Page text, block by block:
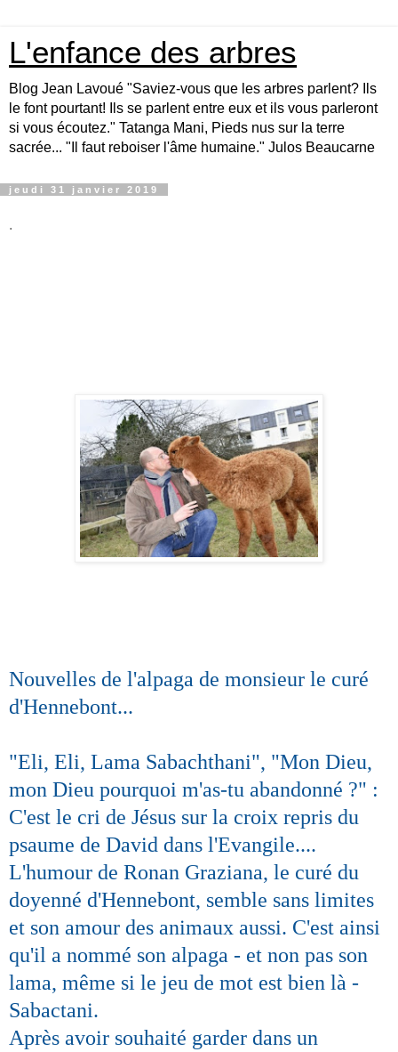
L'enfance des arbres
Blog Jean Lavoué "Saviez-vous que les arbres parlent? Ils
le font pourtant! Ils se parlent entre eux et ils vous parleront
si vous écoutez." Tatanga Mani, Pieds nus sur la terre
sacrée... "Il faut reboiser l'âme humaine." Julos Beaucarne
jeudi 31 janvier 2019
.
Nouvelles de l'alpaga de monsieur le curé
d'Hennebont...
"Eli, Eli, Lama Sabachthani", "Mon Dieu,
mon Dieu pourquoi m'as-tu abandonné ?" :
C'est le cri de Jésus sur la croix repris du
psaume de David dans l'Evangile....
L'humour de Ronan Graziana, le curé du
doyenné d'Hennebont, semble sans limites
et son amour des animaux aussi. C'est ainsi
qu'il a nommé son alpaga - et non pas son
lama, même si le jeu de mot est bien là -
Sabactani.
Après avoir souhaité garder dans un